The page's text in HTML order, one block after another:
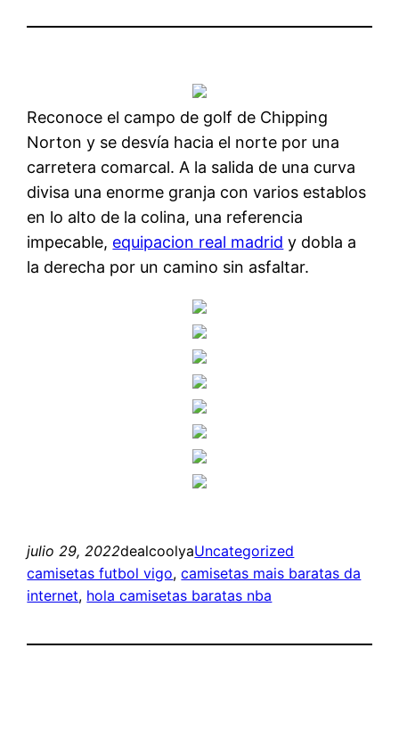
Reconoce el campo de golf de Chipping
Norton y se desvía hacia el norte por una
carretera comarcal. A la salida de una curva
divisa una enorme granja con varios establos
en lo alto de la colina, una referencia
impecable, equipacion real madrid y dobla a
la derecha por un camino sin asfaltar.
julio 29, 2022dealcoolyaUncategorized
camisetas futbol vigo, camisetas mais baratas da
internet, hola camisetas baratas nba